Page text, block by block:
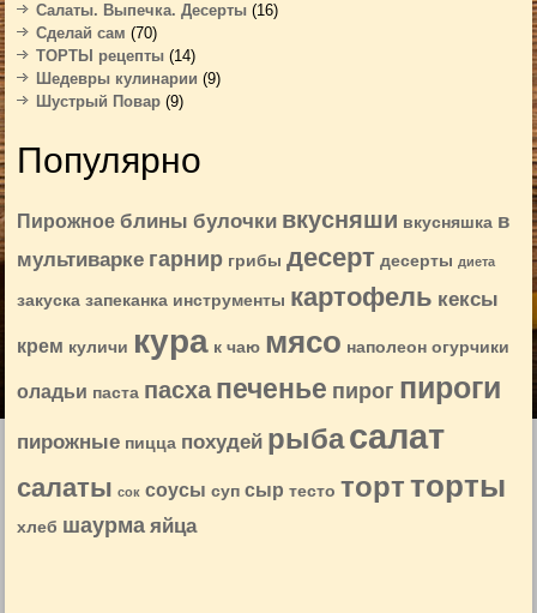
Салаты. Выпечка. Десерты (16)
Сделай сам (70)
ТОРТЫ рецепты (14)
Шедевры кулинарии (9)
Шустрый Повар (9)
Популярно
Пирожное блины булочки вкусняши вкусняшка в
мультиварке гарнир грибы десерт десерты диета
закуска запеканка инструменты картофель кексы
крем куличи кура к чаю мясо наполеон огурчики
оладьи паста пасха печенье пирог пироги
пирожные пицца похудей рыбасалат
салаты сок соусы суп сыр тесто торт торты
хлеб шаурма яйца